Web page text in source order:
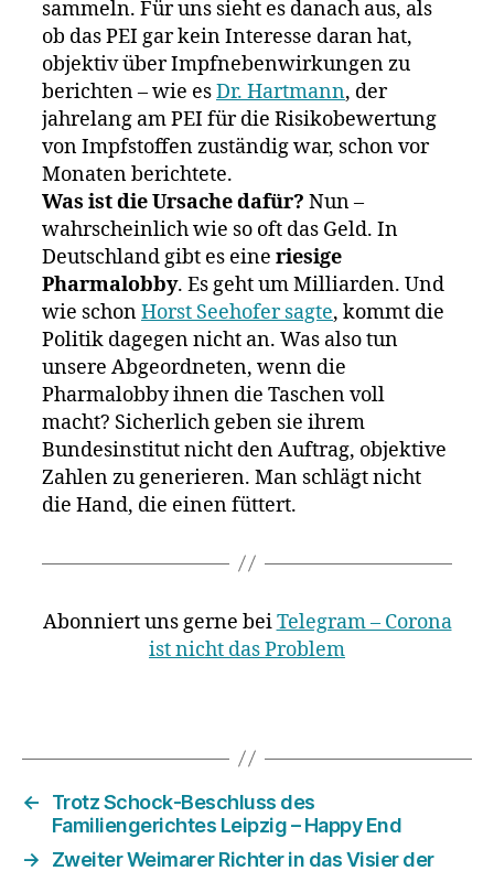
sammeln. Für uns sieht es danach aus, als
ob das PEI gar kein Interesse daran hat,
objektiv über Impfnebenwirkungen zu
berichten – wie esDr. Hartmann, der
jahrelang am PEI für die Risikobewertung
von Impfstoffen zuständig war, schon vor
Monaten berichtete.
Was ist die Ursache dafür? Nun –
wahrscheinlich wie so oft das Geld. In
Deutschland gibt es eine riesige
Pharmalobby. Es geht um Milliarden. Und
wie schonHorst Seehofer sagte, kommt die
Politik dagegen nicht an. Was also tun
unsere Abgeordneten, wenn die
Pharmalobby ihnen die Taschen voll
macht? Sicherlich geben sie ihrem
Bundesinstitut nicht den Auftrag, objektive
Zahlen zu generieren. Man schlägt nicht
die Hand, die einen füttert.
Abonniert uns gerne beiTelegram – Corona
ist nicht das Problem
←
Trotz Schock-Beschluss des
Familiengerichtes Leipzig – Happy End
→
Zweiter Weimarer Richter in das Visier der